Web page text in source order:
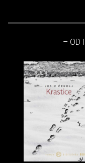
– OD